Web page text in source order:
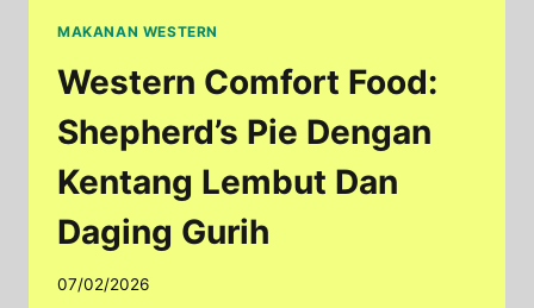
MAKANAN WESTERN
Western Comfort Food:
Shepherd’s Pie Dengan
Kentang Lembut Dan
Daging Gurih
07/02/2026